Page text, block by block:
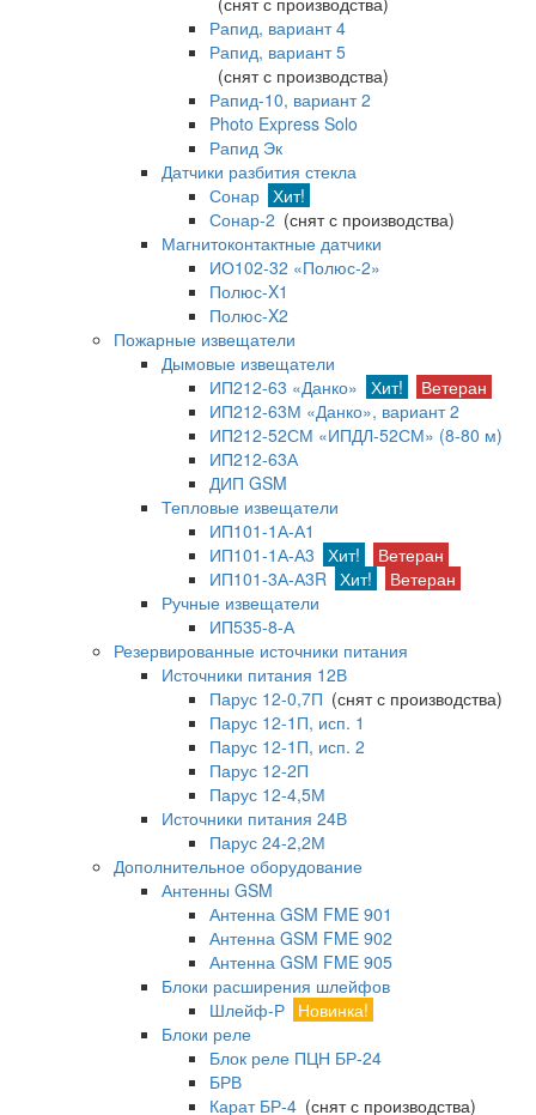
Рапид, вариант 4
Рапид, вариант 5
(снят с производства)
Рапид-10, вариант 2
Photo Express Solo
Рапид Эк
Датчики разбития стекла
Сонар Хит!
Сонар-2 (снят с производства)
Магнитоконтактные датчики
ИО102-32 «Полюс-2»
Полюс-X1
Полюс-X2
Пожарные извещатели
Дымовые извещатели
ИП212-63 «Данко» Хит!
Ветеран
ИП212-63М «Данко», вариант 2
ИП212-52СМ «ИПДЛ-52СМ» (8-80 м)
ИП212-63А
ДИП GSM
Тепловые извещатели
ИП101-1А-А1
ИП101-1А-А3 Хит!
Ветеран
ИП101-3А-А3R Хит!
Ветеран
Ручные извещатели
ИП535-8-А
Резервированные источники питания
Источники питания 12В
Парус 12-0,7П (снят с производства)
Парус 12-1П, исп. 1
Парус 12-1П, исп. 2
Парус 12-2П
Парус 12-4,5М
Источники питания 24В
Парус 24-2,2М
Дополнительное оборудование
Антенны GSM
Антенна GSM FME 901
Антенна GSM FME 902
Антенна GSM FME 905
Блоки расширения шлейфов
Шлейф-Р Новинка!
Блоки реле
Блок реле ПЦН БР-24
БРВ
Карат БР-4 (снят с производства)